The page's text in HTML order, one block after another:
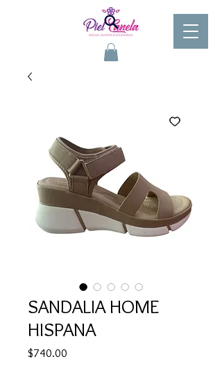
SANDALIA HOME
HISPANA
$740.00